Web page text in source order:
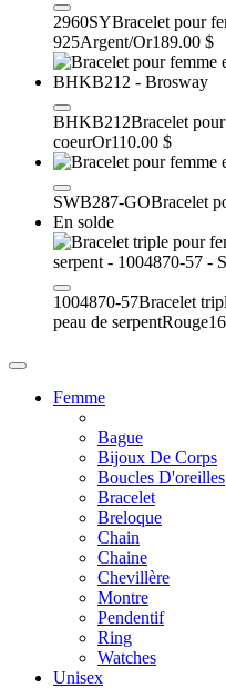
2960SYBracelet pour
925Argent/Or189.00 $
BHKB212Bracelet
coeurOr110.00 $
SWB287-GOBracelet
En solde
1004870-57Bracelet
peau de serpentRouge
Femme
Bague
Bijoux De Corps
Boucles D'oreilles
Bracelet
Breloque
Chain
Chaine
Chevillère
Montre
Pendentif
Ring
Watches
Unisex